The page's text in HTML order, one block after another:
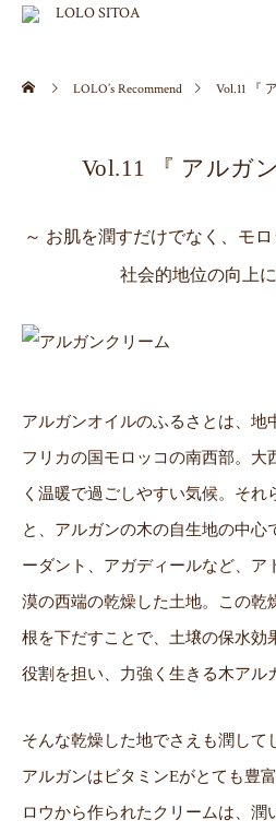
LOLO’s Recommend Vol.11 『
Vol.11 『 アルガ
～ お肌を潤すだけでなく、モ
社会的地位の向上
アルガンオイルのふるさとは、地
フリカの国モロッコの南西部。大
く温暖で過ごしやすい気候。それ
と、アルガンの木の自生地の中心
ーダント、アガディールなど、ア
漠の西端の乾燥した土地。この乾
根を下だすことで、土壌の保水効
役割を担い、力強く生きる木アル
そんな乾燥した地でさえも潤して
アルガンはビタミンEがとても豊
ロウから作られたクリームは、潤